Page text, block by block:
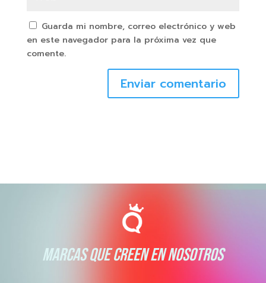
Guarda mi nombre, correo electrónico y web
en este navegador para la próxima vez que
comente.
Enviar comentario
MARCAS QUE CREEN EN NOSOTROS